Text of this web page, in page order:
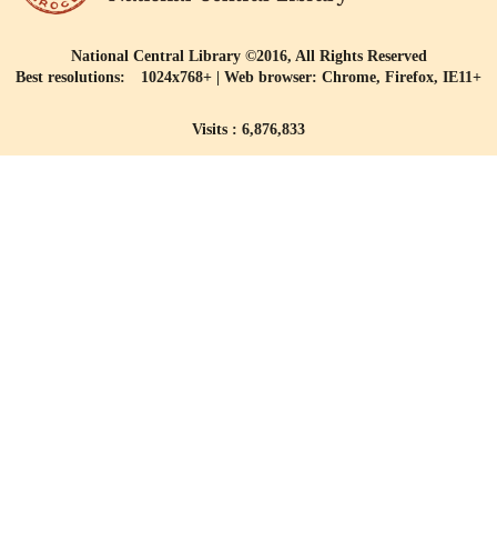
National Central Library ©2016, All Rights Reserved
Best resolutions: 1024x768+ | Web browser: Chrome, Firefox, IE11+
Visits : 6,876,833